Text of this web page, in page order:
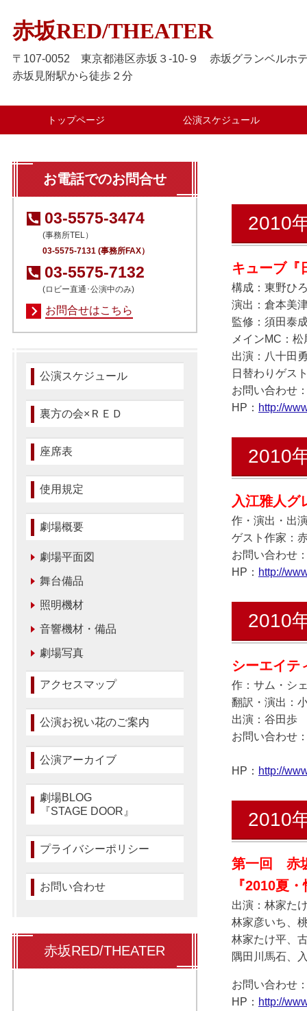
赤坂RED/THEATER
〒107-0052 東京都港区赤坂３-10-９ 赤坂グランベルホ
赤坂見附駅から徒歩２分
トップページ 公演スケジュール
2010
キューブ『
構成：東野ひ
演出：倉本美
監修：須田泰
メインMC：松
出演： 八十田
日替わりゲス
お問い合わせ
HP： http://
2010
入江雅人グ
作・演出・出
ゲスト作家：
お問い合わせ
HP： http://
2010
シーエイテ
作：サム・シ
翻訳・演出：
出演：谷田歩
お問い合わせ
HP： http://
2010
第一回 赤
『2010夏
出演：林家た
林家彦いち、
林家たけ平、
隅田川馬石、
お問い合わせ
HP： http://
お電話でのお問合せ
03-5575-3474
(事務所TEL）
03-5575-7131 (事務所FAX）
03-5575-7132
(ロビー直通･公演中のみ)
お問合せはこちら
公演スケジュール
裏方の会×ＲＥＤ
座席表
使用規定
劇場概要
劇場平面図
舞台備品
照明機材
音響機材・備品
劇場写真
アクセスマップ
公演お祝い花のご案内
公演アーカイブ
劇場BLOG
『STAGE DOOR』
プライバシーポリシー
お問い合わせ
赤坂RED/THEATER